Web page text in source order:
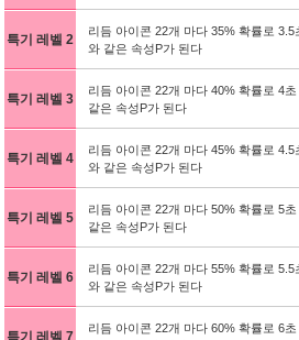
특기 레벨 2
리듬 아이콘 22개 마다 35% 확률로
와 같은 속성P가 된다
특기 레벨 3
리듬 아이콘 22개 마다 40% 확률로 4
같은 속성P가 된다
특기 레벨 4
리듬 아이콘 22개 마다 45% 확률로
와 같은 속성P가 된다
특기 레벨 5
리듬 아이콘 22개 마다 50% 확률로 5
같은 속성P가 된다
특기 레벨 6
리듬 아이콘 22개 마다 55% 확률로
와 같은 속성P가 된다
특기 레벨 7
리듬 아이콘 22개 마다 60% 확률로 6